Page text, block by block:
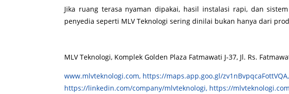
Jika ruang terasa nyaman dipakai, hasil instalasi rapi, dan
penyedia seperti MLV Teknologi sering dinilai bukan hanya dari
MLV Teknologi, Komplek Golden Plaza Fatmawati J-37, Jl. Rs.
www.mlvteknologi.com, https://maps.app.goo.gl/zv1nBvpqcaFottVQA,
https://linkedin.com/company/mlvteknologi, https://